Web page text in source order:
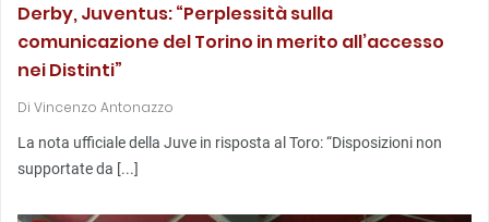
Derby, Juventus: “Perplessità sulla
comunicazione del Torino in merito all’accesso
nei Distinti”
Di Vincenzo Antonazzo
La nota ufficiale della Juve in risposta al Toro: “Disposizioni non
supportate da [...]